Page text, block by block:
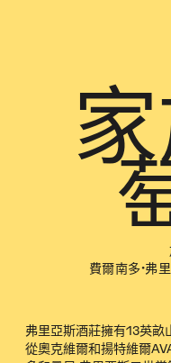
費爾南多·弗
弗里亞斯酒莊擁有13英畝
從奧克維爾和揚特維爾